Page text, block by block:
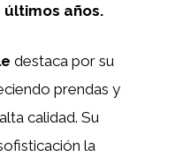
años.
destaca por su
prendas y
calidad. Su
la